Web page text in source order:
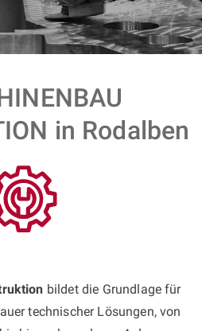
in Rodalben
bildet die Grundlage für
technischer Lösungen, von